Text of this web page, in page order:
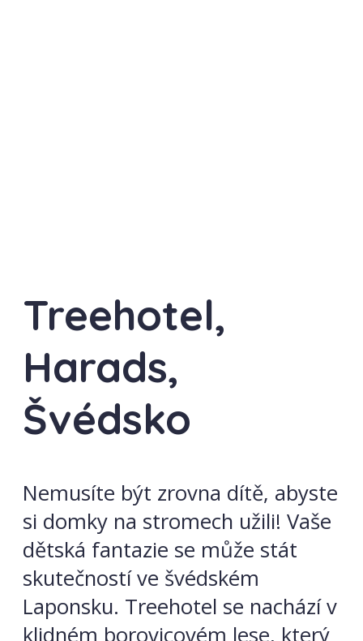
Treehotel,
Harads,
Švédsko
Nemusíte být zrovna dítě, abyste
si domky na stromech užili! Vaše
dětská fantazie se může stát
skutečností ve švédském
Laponsku. Treehotel se nachází v
klidném borovicovém lese, který